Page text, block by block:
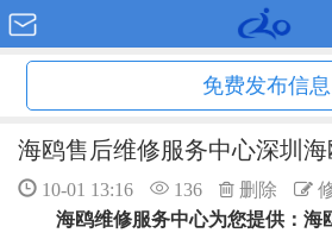
免费发布信息
海鸥售后维修服务中心深圳
10-01 13:16 136 删除
海鸥维修服务中心为您提供：海